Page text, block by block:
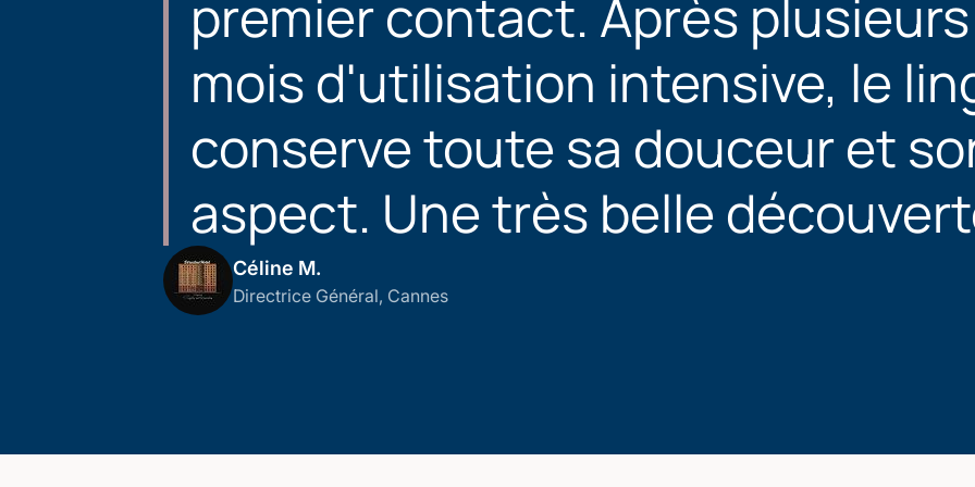
premier contact. Après plusieurs
mois d'utilisation intensive, le
conserve toute sa douceur et
aspect. Une très belle
Céline M.
Directrice Général, Cannes